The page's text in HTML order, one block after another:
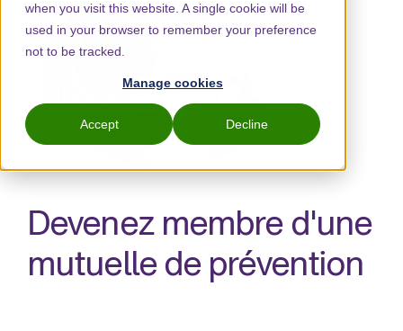
when you visit this website. A single cookie will be
used in your browser to remember your preference
not to be tracked.
Manage cookies
Accept Decline
Devenez membre d'une
mutuelle de prévention